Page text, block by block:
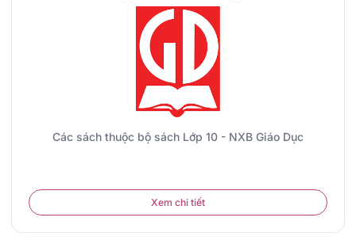
Các sách thuộc bộ sách Lớp 10 - NXB Giáo Dục
Xem chi tiết